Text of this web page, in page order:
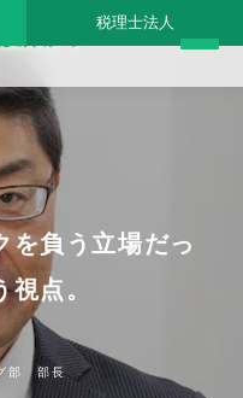
開業・承継・クリニック経営支
税理士法人
を負う立場だっ
点。
部 部長